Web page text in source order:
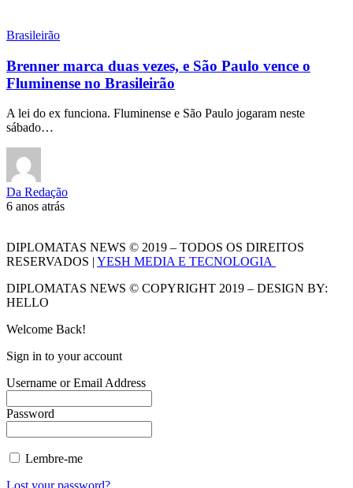
Brasileirão
Brenner marca duas vezes, e São Paulo vence o
Fluminense no Brasileirão
A lei do ex funciona. Fluminense e São Paulo jogaram neste
sábado…
Da Redação
6 anos atrás
DIPLOMATAS NEWS © 2019 – TODOS OS DIREITOS
RESERVADOS | YESH MEDIA E TECNOLOGIA
DIPLOMATAS NEWS © COPYRIGHT 2019 – DESIGN BY:
HELLO
Welcome Back!
Sign in to your account
Username or Email Address
Password
Lembre-me